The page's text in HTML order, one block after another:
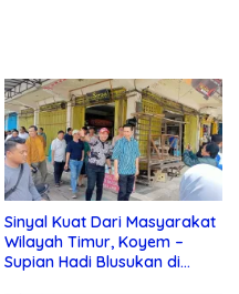
Sinyal Kuat Dari Masyarakat
Wilayah Timur, Koyem –
Supian Hadi Blusukan di